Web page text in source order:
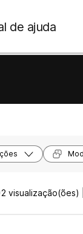
de ajuda
visualização(ões) |